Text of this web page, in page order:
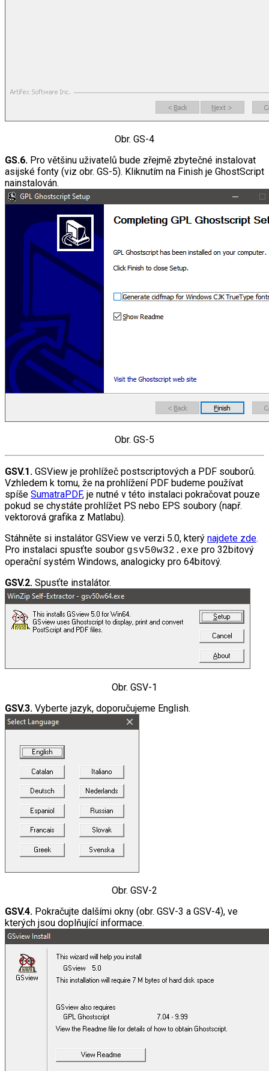
Obr. GS-4
GS.6. Pro většinu uživatelů bude zřejmě zbytečné instalovat
asijské fonty (viz obr. GS-5). Kliknutím na Finish je GhostScript
nainstalován.
Obr. GS-5
GSV.1. GSView je prohlížeč postscriptových a PDF souborů.
Vzhledem k tomu, že na prohlížení PDF budeme používat
spíše SumatraPDF, je nutné v této instalaci pokračovat pouze
pokud se chystáte prohlížet PS nebo EPS soubory (např.
vektorová grafika z Matlabu).
Stáhněte si instalátor GSView ve verzi 5.0, který najdete zde.
Pro instalaci spusťte soubor gsv50w32.exe pro 32bitový
operační systém Windows, analogicky pro 64bitový.
GSV.2. Spusťte instalátor.
Obr. GSV-1
GSV.3. Vyberte jazyk, doporučujeme English.
Obr. GSV-2
GSV.4. Pokračujte dalšími okny (obr. GSV-3 a GSV-4), ve
kterých jsou doplňující informace.